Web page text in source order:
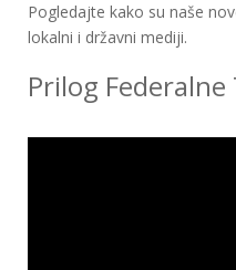
Pogledajte kako su naše
lokalni i državni mediji.
Prilog Federalne